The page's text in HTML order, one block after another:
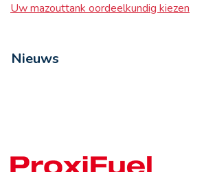
Uw mazouttank oordeelkundig kiezen
Nieuws